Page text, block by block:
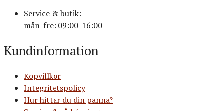
Service & butik:
mån-fre: 09:00-16:00
Kundinformation
Köpvillkor
Integritetspolicy
Hur hittar du din panna?